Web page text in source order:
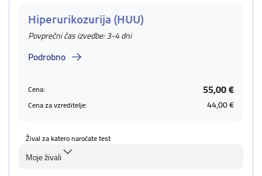
Hiperurikozurija (HUU)
Povprečni čas izvedbe: 3-4 dni
Podrobno
Cena: 55,00 €
Cena za vzreditelje: 44,00 €
Žival za katero naročate test
Moje živali